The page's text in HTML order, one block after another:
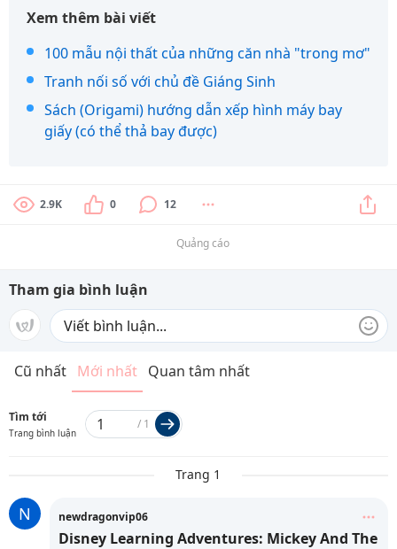
Xem thêm bài viết
100 mẫu nội thất của những căn nhà "trong mơ"
Tranh nối số với chủ đề Giáng Sinh
Sách (Origami) hướng dẫn xếp hình máy bay
giấy (có thể thả bay được)
2.9K 0 12
Quảng cáo
Tham gia bình luận
Cũ nhất Mới nhất Quan tâm nhất
Tìm tới
Trang bình luận
/ 1
Trang 1
N newdragonvip06
Disney Learning Adventures: Mickey And The